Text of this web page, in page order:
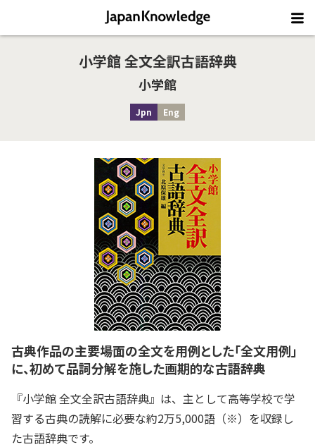
小学館 全文全訳古語辞典
小学館
Jpn Eng
古典作品の主要場面の全文を用例とした｢全文用例｣
に、初めて品詞分解を施した画期的な古語辞典
『小学館 全文全訳古語辞典』は、主として高等学校で学
習する古典の読解に必要な約2万5,000語（※）を収録し
た古語辞典です。